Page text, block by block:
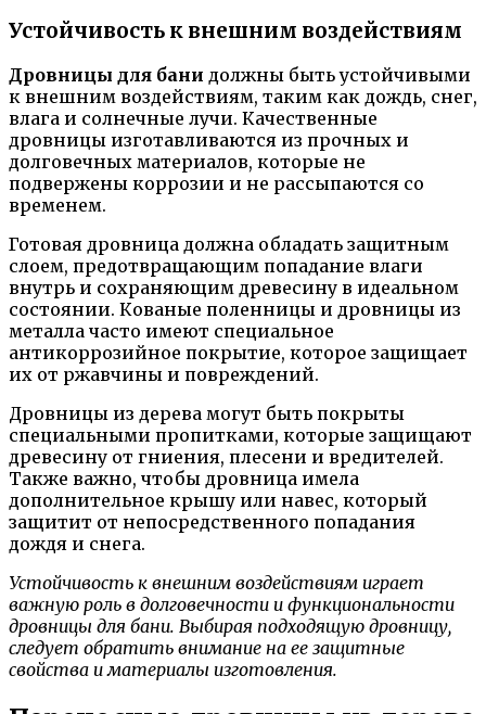
Устойчивость к внешним воздействиям
Дровницы для бани должны быть устойчивыми
к внешним воздействиям, таким как дождь, снег,
влага и солнечные лучи. Качественные
дровницы изготавливаются из прочных и
долговечных материалов, которые не
подвержены коррозии и не рассыпаются со
временем.
Готовая дровница должна обладать защитным
слоем, предотвращающим попадание влаги
внутрь и сохраняющим древесину в идеальном
состоянии. Кованые поленницы и дровницы из
металла часто имеют специальное
антикоррозийное покрытие, которое защищает
их от ржавчины и повреждений.
Дровницы из дерева могут быть покрыты
специальными пропитками, которые защищают
древесину от гниения, плесени и вредителей.
Также важно, чтобы дровница имела
дополнительное крышу или навес, который
защитит от непосредственного попадания
дождя и снега.
Устойчивость к внешним воздействиям играет
важную роль в долговечности и функциональности
дровницы для бани. Выбирая подходящую дровницу,
следует обратить внимание на ее защитные
свойства и материалы изготовления.